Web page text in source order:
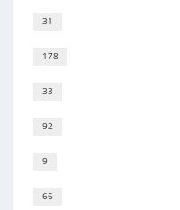
31
178
33
92
9
66